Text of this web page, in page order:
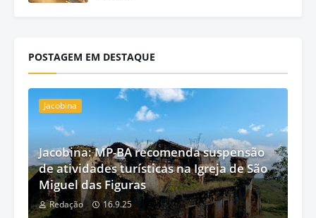
POSTAGEM EM DESTAQUE
Jacobina
Jacobina: MP-BA recomenda suspensão
de atividades turísticas na Igreja de São
Miguel das Figuras
Redação 16.9.25